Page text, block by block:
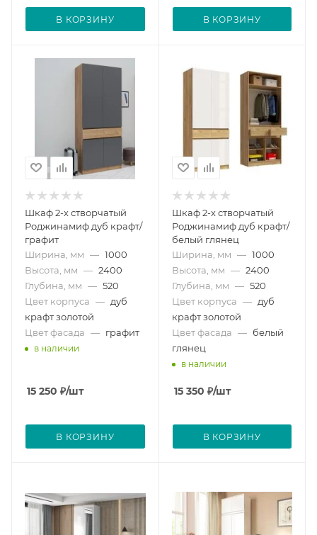
В КОРЗИНУ В КОРЗИНУ
Шкаф 2-х створчатый
Роджинамиф дуб крафт/
графит
Ширина, мм — 1000
Высота, мм — 2400
Глубина, мм — 520
Цвет корпуса — дуб
крафт золотой
Цвет фасада — графит
в наличии
15 250 ₽/шт
В КОРЗИНУ
Шкаф 2-х створчатый
Роджинамиф дуб крафт/
белый глянец
Ширина, мм — 1000
Высота, мм — 2400
Глубина, мм — 520
Цвет корпуса — дуб
крафт золотой
Цвет фасада — белый
глянец
в наличии
15 350 ₽/шт
В КОРЗИНУ